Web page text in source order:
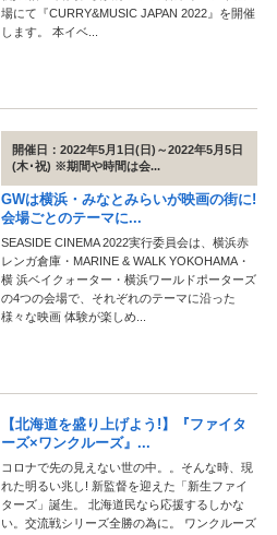
場にて『CURRY&MUSIC JAPAN 2022』を開催
します。 本イベ...
開催日：2022年5月1日(日)～2022年5月5日
(木･祝) ※期間や時間は会...
GWは横浜・みなとみらいが映画の街に!
会場ごとのテーマに...
SEASIDE CINEMA 2022実行委員会は、横浜赤
レンガ倉庫・MARINE & WALK YOKOHAMA・
横 浜ベイクォーター・横浜ワールドポーターズ
の4つの会場で、それぞれのテーマに沿った
様々な映画 体験が楽しめ...
【北海道を盛り上げよう!】『ファイタ
ーズ×ワンクルーズ』...
コロナで先の見えない世の中。。そんな時、現
れた明るい兆し! 新監督を迎えた「新生ファイ
ターズ」誕生。 北海道⺠なら応援するしかな
い。交流戦シリーズ全勝の為に。 ワンクルーズ